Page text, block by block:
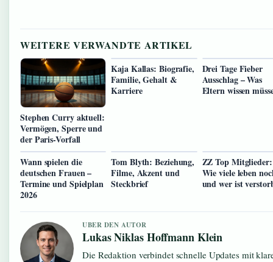
WEITERE VERWANDTE ARTIKEL
Stephen Curry aktuell:
Vermögen, Sperre und
der Paris-Vorfall
Kaja Kallas: Biografie,
Familie, Gehalt &
Karriere
Drei Tage Fieber
Ausschlag – Was
Eltern wissen
Wann spielen die
deutschen Frauen –
Termine und Spielplan
2026
Tom Blyth: Beziehung,
Filme, Akzent und
Steckbrief
ZZ Top Mitglieder:
Wie viele leben
und wer ist
UBER DEN AUTOR
Lukas Niklas Hoffmann Klein
Die Redaktion verbindet schnelle Updates mit